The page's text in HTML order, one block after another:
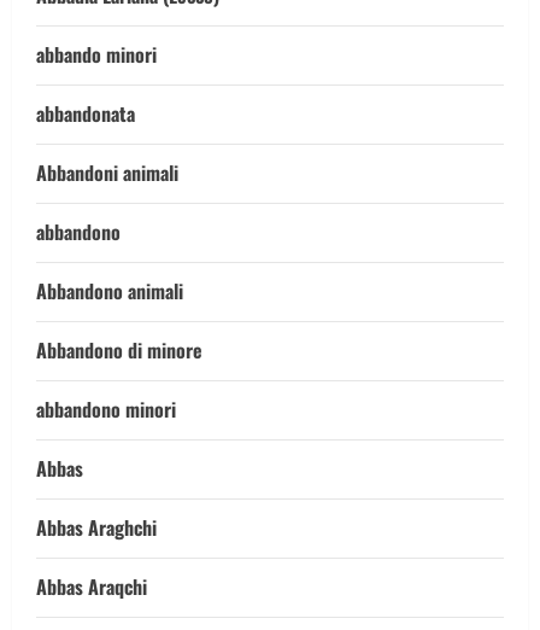
abbando minori
abbandonata
Abbandoni animali
abbandono
Abbandono animali
Abbandono di minore
abbandono minori
Abbas
Abbas Araghchi
Abbas Araqchi